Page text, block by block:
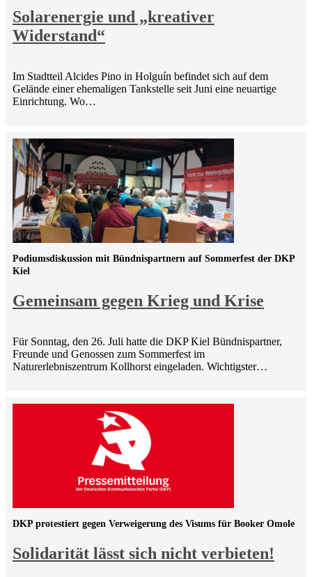
Solarenergie und „kreativer
Widerstand“
Im Stadtteil Alcides Pino in Holguín befindet sich auf dem
Gelände einer ehemaligen Tankstelle seit Juni eine neuartige
Einrichtung. Wo…
Gemeinsam gegen Krieg und Krise
Podiumsdiskussion mit Bündnispartnern auf Sommerfest der DKP
Kiel
Für Sonntag, den 26. Juli hatte die DKP Kiel Bündnispartner,
Freunde und Genossen zum Sommerfest im
Naturerlebniszentrum Kollhorst eingeladen. Wichtigster…
Solidarität lässt sich nicht verbieten!
DKP protestiert gegen Verweigerung des Visums für Booker Omole